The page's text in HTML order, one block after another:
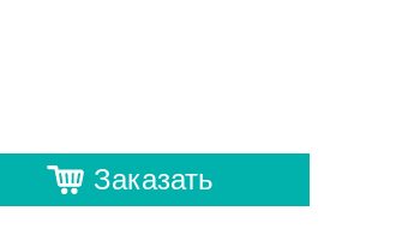
Заказать